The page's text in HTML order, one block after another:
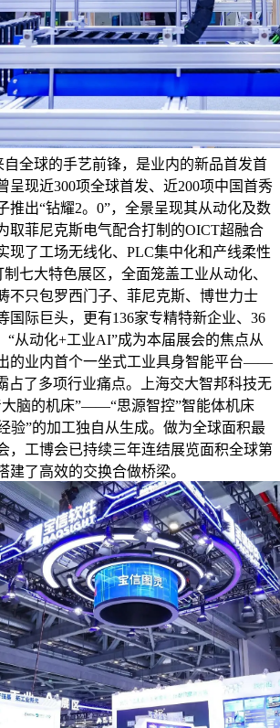
全球的手艺前锋，是业内的新品首发首
呈现近300项全球首发、近200项中国首秀
推出“钻耀2。0”，全景呈现其从动化及数
取菲尼克斯电气配合打制的OICT超融合
现了工场无线化、PLC集中化和产线柔性
七大特色展区，全面笼盖工业从动化、
不只包罗西门子、菲尼克斯、博世力士
国际巨头，更有136家专精特新企业、36
“从动化+工业AI”成为本届展会的焦点从
的业内首个一坐式工业具身智能平台——
占了多项行业痛点。上海交大智邦科技无
大脑的机床”——“思源智控”智能体机床
验”的加工独自从生成。做为全球面积最
，工博会已持续三年连结展览面积全球第
建了高效的交换合做桥梁。